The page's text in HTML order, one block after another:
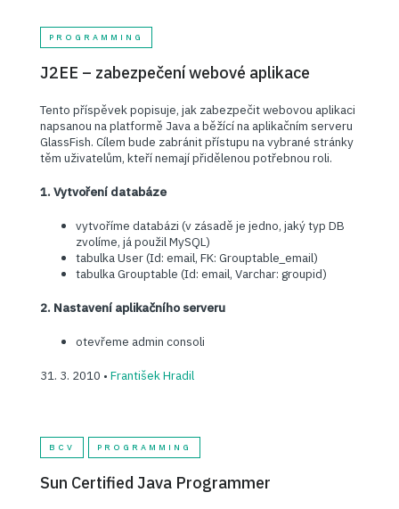
PROGRAMMING
J2EE – zabezpečení webové aplikace
Tento příspěvek popisuje, jak zabezpečit webovou aplikaci
napsanou na platformě Java a běžící na aplikačním serveru
GlassFish. Cílem bude zabránit přístupu na vybrané stránky
těm uživatelům, kteří nemají přidělenou potřebnou roli.
1. Vytvoření databáze
vytvoříme databázi (v zásadě je jedno, jaký typ DB
zvolíme, já použil MySQL)
tabulka User (Id: email, FK: Grouptable_email)
tabulka Grouptable (Id: email, Varchar: groupid)
2. Nastavení aplikačního serveru
otevřeme admin consoli
31. 3. 2010 • František Hradil
BCV PROGRAMMING
Sun Certified Java Programmer